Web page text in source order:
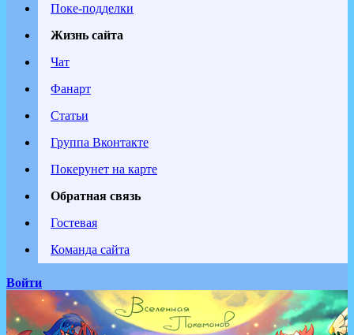
Поке-подделки
Жизнь сайта
Чат
Фанарт
Статьи
Группа Вконтакте
Покерунет на карте
Обратная связь
Гостевая
Команда сайта
Войти